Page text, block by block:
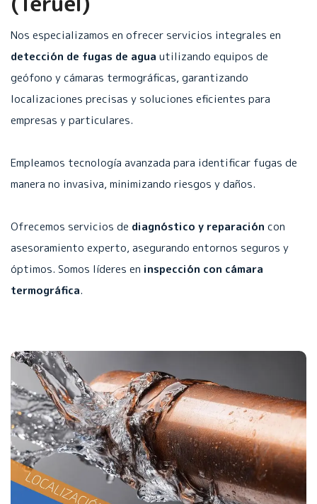
Nos especializamos en ofrecer servicios integrales en
detección de fugas de agua utilizando equipos de
geófono y cámaras termográficas, garantizando
localizaciones precisas y soluciones eficientes para
empresas y particulares.
Empleamos tecnología avanzada para identificar fugas de
manera no invasiva, minimizando riesgos y daños.
Ofrecemos servicios de diagnóstico y reparación con
asesoramiento experto, asegurando entornos seguros y
óptimos. Somos líderes en inspección con cámara
termográfica.